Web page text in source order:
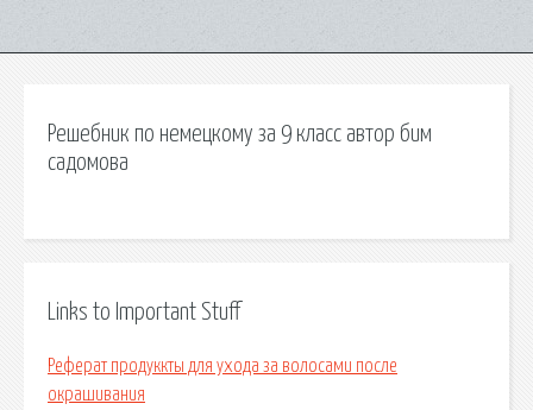
Решебник по немецкому за 9 класс автор бим
садомова
Links to Important Stuff
Реферат продуккты для ухода за волосами после
окрашивания